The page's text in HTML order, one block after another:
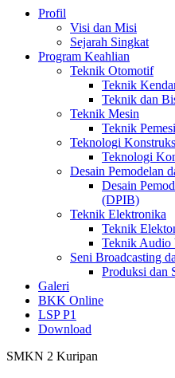
Profil
Visi dan Misi
Sejarah Singkat
Program Keahlian
Teknik Otomotif
Teknik
Teknik dan
Teknik Mesin
Teknik
Teknologi
Teknologi
Desain Pemodelan
Desain
(DPIB)
Teknik Elektronika
Teknik
Teknik Audio
Seni Broadcasting
Produksi dan
Galeri
BKK Online
LSP P1
Download
SMKN 2 Kuripan